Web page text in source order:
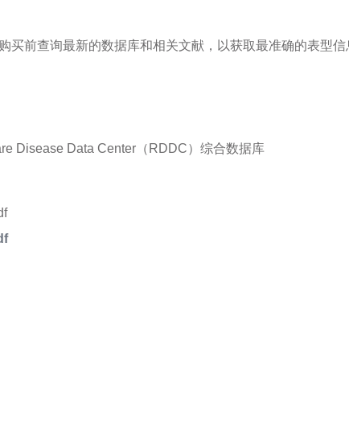
买前查询最新的数据库和相关文献，以获取最准确的表型信
Disease Data Center（RDDC）综合数据库